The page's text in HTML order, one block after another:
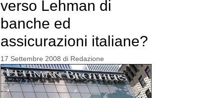
verso Lehman di
banche ed
assicurazioni italiane?
17 Settembre 2008 di Redazione